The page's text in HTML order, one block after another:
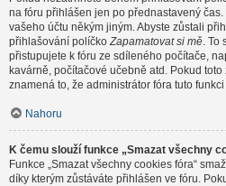
na fóru přihlášen jen po přednastavený
vašeho účtu někým jiným. Abyste zůstali
přihlašování políčkoZapamatovat si mě. To
přistupujete k fóru ze sdíleného počítače,
kavárně, počítačové učebně atd. Pokud
znamená to, že administrátor fóra tuto
Nahoru
K čemu slouží funkce „Smazat všechny
Funkce „Smazat všechny cookies fóra“
díky kterým zůstáváte přihlášen ve fóru.